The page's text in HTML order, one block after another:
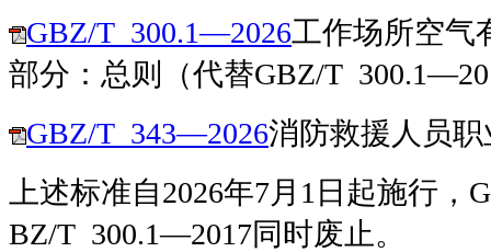
GBZ/T 300.1—2026工作场所空气
部分：总则（代替GBZ/T
GBZ/T 343—2026消防救援人员
上述标准自2026年7月1日起施行
BZ/T 300.1—2017同时废止。